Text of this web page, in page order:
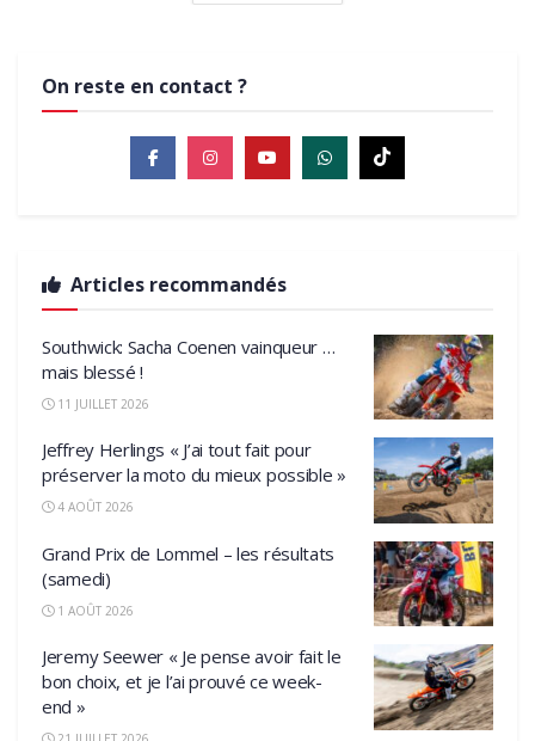
On reste en contact ?
Articles recommandés
Southwick: Sacha Coenen vainqueur …
mais blessé !
11 JUILLET 2026
Jeffrey Herlings « J’ai tout fait pour
préserver la moto du mieux possible »
4 AOÛT 2026
Grand Prix de Lommel – les résultats
(samedi)
1 AOÛT 2026
Jeremy Seewer « Je pense avoir fait le
bon choix, et je l’ai prouvé ce week-
end »